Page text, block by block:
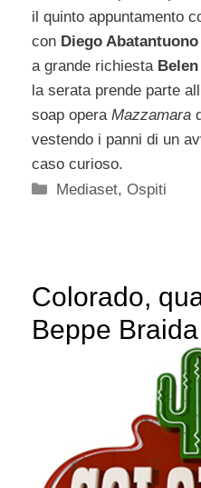
il quinto appuntamento
con Diego Abatantuono
a grande richiesta
la serata prende parte
soap opera Mazzamara
vestendo i panni di un
caso curioso.
Categorie
Mediaset,Ospiti
Colorado,
Beppe Braida